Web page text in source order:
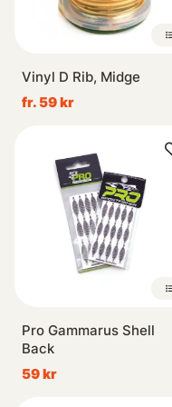
Vinyl D Rib, Midge
fr. 59 kr
Pro Gammarus Shell
Back
59 kr